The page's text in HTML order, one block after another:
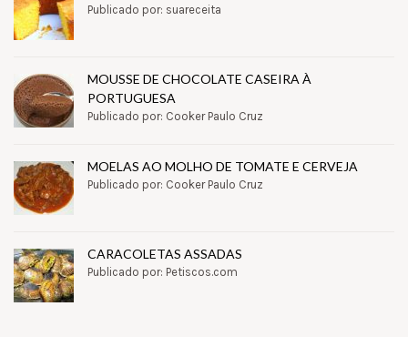
Publicado por: suareceita
MOUSSE DE CHOCOLATE CASEIRA À
PORTUGUESA
Publicado por: Cooker Paulo Cruz
MOELAS AO MOLHO DE TOMATE E CERVEJA
Publicado por: Cooker Paulo Cruz
CARACOLETAS ASSADAS
Publicado por: Petiscos.com